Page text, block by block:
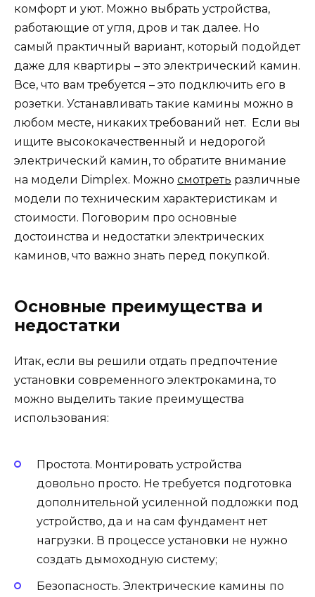
комфорт и уют. Можно выбрать устройства,
работающие от угля, дров и так далее. Но
самый практичный вариант, который подойдет
даже для квартиры – это электрический камин.
Все, что вам требуется – это подключить его в
розетки. Устанавливать такие камины можно в
любом месте, никаких требований нет. Если вы
ищите высококачественный и недорогой
электрический камин, то обратите внимание
на модели Dimplex. Можно смотреть различные
модели по техническим характеристикам и
стоимости. Поговорим про основные
достоинства и недостатки электрических
каминов, что важно знать перед покупкой.
Основные преимущества и
недостатки
Итак, если вы решили отдать предпочтение
установки современного электрокамина, то
можно выделить такие преимущества
использования:
Простота. Монтировать устройства
довольно просто. Не требуется подготовка
дополнительной усиленной подложки под
устройство, да и на сам фундамент нет
нагрузки. В процессе установки не нужно
создать дымоходную систему;
Безопасность. Электрические камины по